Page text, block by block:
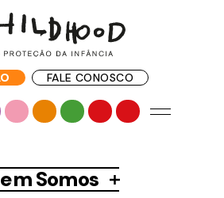
FALE CONOSCO
Somos